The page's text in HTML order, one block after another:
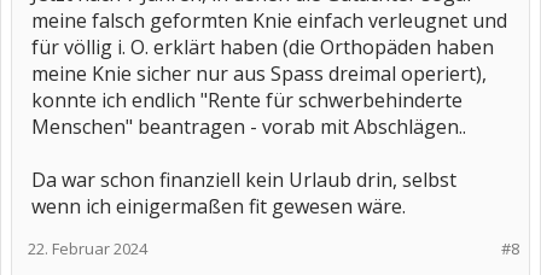
meine falsch geformten Knie einfach verleugnet und
für völlig i. O. erklärt haben (die Orthopäden haben
meine Knie sicher nur aus Spass dreimal operiert),
konnte ich endlich "Rente für schwerbehinderte
Menschen" beantragen - vorab mit Abschlägen..
Da war schon finanziell kein Urlaub drin, selbst
wenn ich einigermaßen fit gewesen wäre.
#8
22. Februar 2024